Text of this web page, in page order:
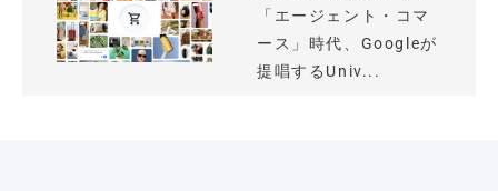
「エージェント・コマ
ース」時代、Googleが
提唱するUniv...